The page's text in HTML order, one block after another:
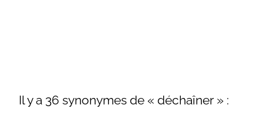
Il y a 36 synonymes de « déchaîner » :